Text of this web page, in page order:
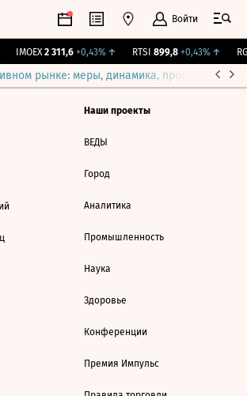
Войти
IMOEX 2 311,6 +0,43%↑ RTSI 899,8 +0,43%↑
рынке: меры, динамика, прогнозы
Наши проекты
ВЕДЫ
Город
Аналитика
Промышленность
Наука
Здоровье
Конференции
Премия Импульс